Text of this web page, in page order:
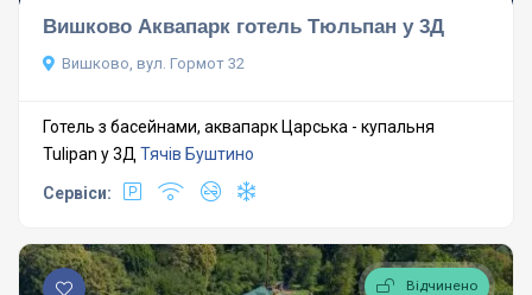
Вишково Аквапарк готель Тюльпан у 3Д
Вишково, вул. Гормот 32
Готель з басейнами, аквапарк Царська - купальня
Tulipan у 3Д Тячів Буштино
Сервіси:
Відчинено